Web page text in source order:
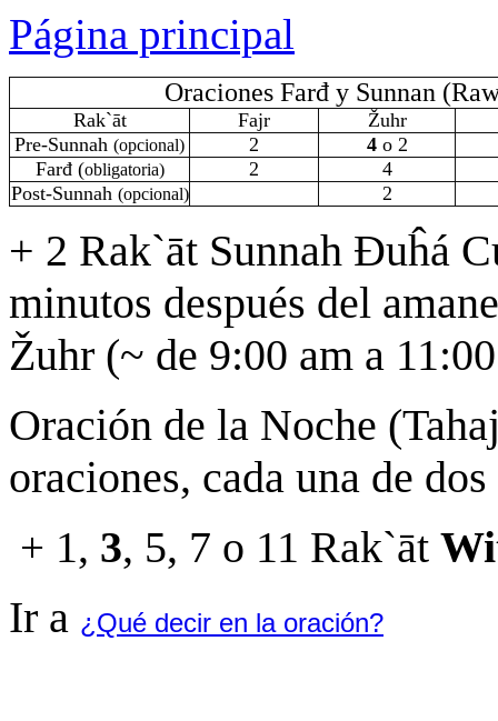
Página principal
Oraciones Farđ y Sunnan
Rak`āt Fajr
Žuhr
Pre-Sunnah (opcional) 2 4 o 2
Farđ (obligatoria) 2
4
Post-Sunnah (opcional) 2
+ 2 Rak`āt Sunnah Đuĥá
minutos después del
Žuhr (~ de 9:00 am a
Oración de la Noche
oraciones, cada una de
+ 1, 3, 5, 7 o 11 Rak`āt
Ir a ¿Qué decir en la oración?